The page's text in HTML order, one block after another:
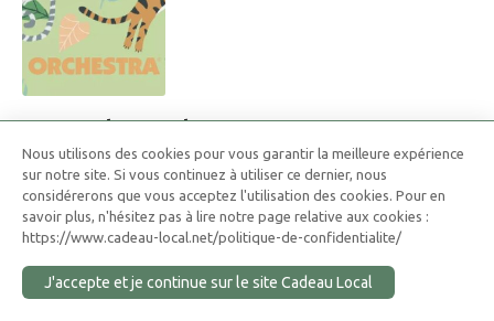
Carte Cadeau Orchestra
Orchestra : L’Excellence de la Mode Enfantine et de la
Puériculture
Découvrez la carte cadeau Orchestra, un cadeau idéal pour
enfants, maternité, puériculture, jouets et peluches. Offrez
liberté et choix parmi les meilleures marques de vêtements et
accessoires pour enfants.
Nous utilisons des cookies pour vous garantir la meilleure expérience
sur notre site. Si vous continuez à utiliser ce dernier, nous
considérerons que vous acceptez l'utilisation des cookies. Pour en
savoir plus, n'hésitez pas à lire notre page relative aux cookies :
https://www.cadeau-local.net/politique-de-confidentialite/
J'accepte et je continue sur le site Cadeau Local